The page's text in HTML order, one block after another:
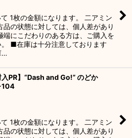
1枚の金額になります。 二アミン
品の状態に対しては、個人差があり
端にこだわりのある方は、ご購入を
。 ■在庫は十分注意しております
…
入PR】“Dash and Go!” のどか
1枚の金額になります。 二アミン
品の状態に対しては、個人差があり